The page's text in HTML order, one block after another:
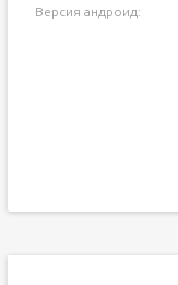
Версия андроид: